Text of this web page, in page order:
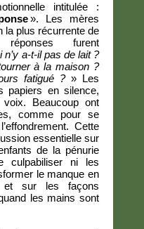
intitulée :
». Les mères
la plus récurrente de
furent
n’y a-t-il pas de lait ?
à la maison ?
fatigué ?» Les
papiers en silence,
Beaucoup ont
comme pour se
Cette
essentielle sur
de la pénurie
culpabiliser ni les
le manque en
et sur les façons
les mains sont